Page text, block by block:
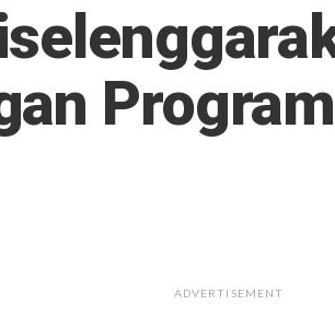
Program
ADVERTISEMENT